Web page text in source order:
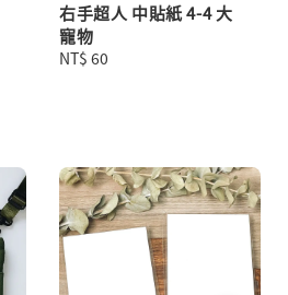
右手超人 中貼紙 4-4 大
寵物
Regular
NT$ 60